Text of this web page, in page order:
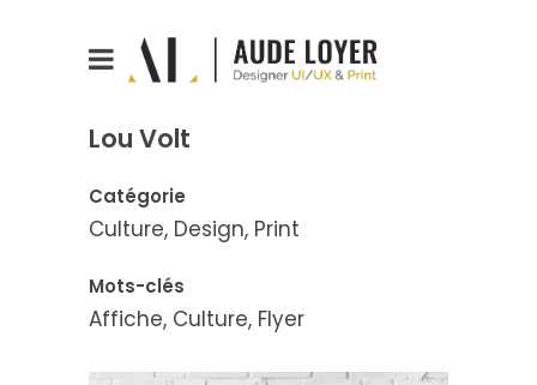
Lou Volt
Catégorie
Culture, Design, Print
Mots-clés
Affiche, Culture, Flyer